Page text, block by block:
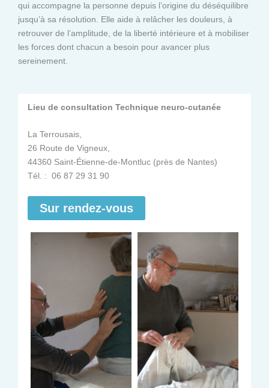
qui accompagne la personne depuis l’origine du déséquilibre
jusqu’à sa résolution. Elle aide à relâcher les douleurs, à
retrouver de l’amplitude, de la liberté intérieure et à mobiliser
les forces dont chacun a besoin pour avancer plus
sereinement.
Lieu de consultation Technique neuro-cutanée
La Terrousais,
26 Route de Vigneux,
44360 Saint-Étienne-de-Montluc (près de Nantes)
Tél. : 06 87 29 31 90
Sur rendez-vous